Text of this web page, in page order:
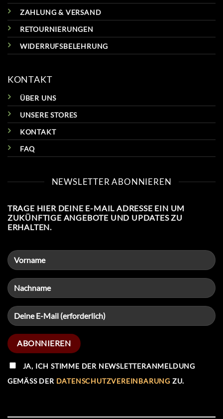
ZAHLUNG & VERSAND
RETOURNIERUNGEN
WIDERRUFSBELEHRUNG
KONTAKT
ÜBER UNS
UNSERE STORES
KONTAKT
FAQ
NEWSLETTER ABONNIEREN
TRAGE HIER DEINE E-MAIL ADRESSE EIN UM
ZUKÜNFTIGE ANGEBOTE UND UPDATES ZU
ERHALTEN.
JA, ICH STIMME DER NEWSLETTERANMELDUNG
GEMÄSS DER DATENSCHUTZVEREINBARUNG ZU.